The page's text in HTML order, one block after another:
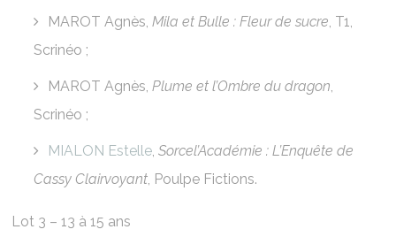
MAROT Agnès,Mila et Bulle : Fleur de sucre, T1,
Scrinéo ;
MAROT Agnès,Plume et l’Ombre du dragon,
Scrinéo ;
MIALON Estelle,Sorcel’Académie : L’Enquête de
Cassy Clairvoyant, Poulpe Fictions.
Lot 3 – 13 à 15 ans